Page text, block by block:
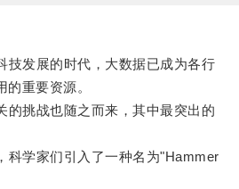
发展的时代，大数据已成为各行
重要资源。
挑战也随之而来，其中最突出的
学家们引入了一种名为"Hammer